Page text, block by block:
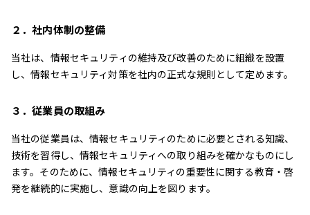
２．社内体制の整備
当社は、情報セキュリティの維持及び改善のために組織を設置
し、情報セキュリティ対策を社内の正式な規則として定めます。
３．従業員の取組み
当社の従業員は、情報セキュリティのために必要とされる知識、
技術を習得し、情報セキュリティへの取り組みを確かなものにし
ます。そのために、情報セキュリティの重要性に関する教育・啓
発を継続的に実施し、意識の向上を図ります。